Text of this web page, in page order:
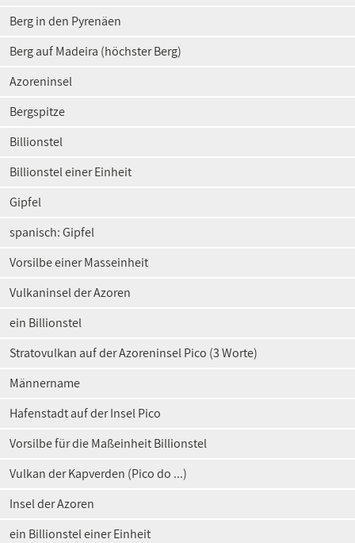
Berg in den Pyrenäen
Berg auf Madeira (höchster Berg)
Azoreninsel
Bergspitze
Billionstel
Billionstel einer Einheit
Gipfel
spanisch: Gipfel
Vorsilbe einer Masseinheit
Vulkaninsel der Azoren
ein Billionstel
Stratovulkan auf der Azoreninsel Pico (3 Worte)
Männername
Hafenstadt auf der Insel Pico
Vorsilbe für die Maßeinheit Billionstel
Vulkan der Kapverden (Pico do ...)
Insel der Azoren
ein Billionstel einer Einheit